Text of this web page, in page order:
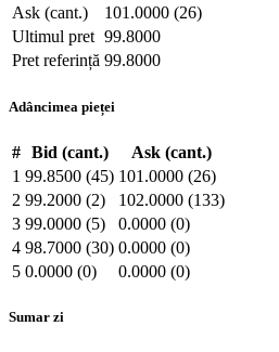
Ask (cant.)
101.0000 (26)
Ultimul pret 99.8000
Pret referință 99.8000
Adâncimea pieței
# Bid (cant.)
Ask (cant.)
1 99.8500 (45) 101.0000 (26)
2 99.2000 (2)
102.0000 (133)
3 99.0000 (5)
0.0000 (0)
4 98.7000 (30) 0.0000 (0)
5 0.0000 (0) 0.0000 (0)
Sumar zi